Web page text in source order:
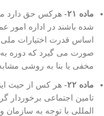
ماده ۲۱-
هرکس حق دارد
شده باشند در اداره
اساس قدرت اختیارات ملی
صورت می گیرد که دوره به
مخفی یا بنا به روشی مشابه
ماده ۲۲-
هر کس از حیث
تامین اجتماعی
المللی با توجه به